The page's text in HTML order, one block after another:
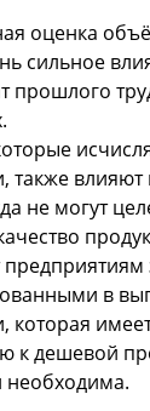
оценка
сильное
прошлого
также
не могут
предприятиям
в
которая
к дешевой
необходима.